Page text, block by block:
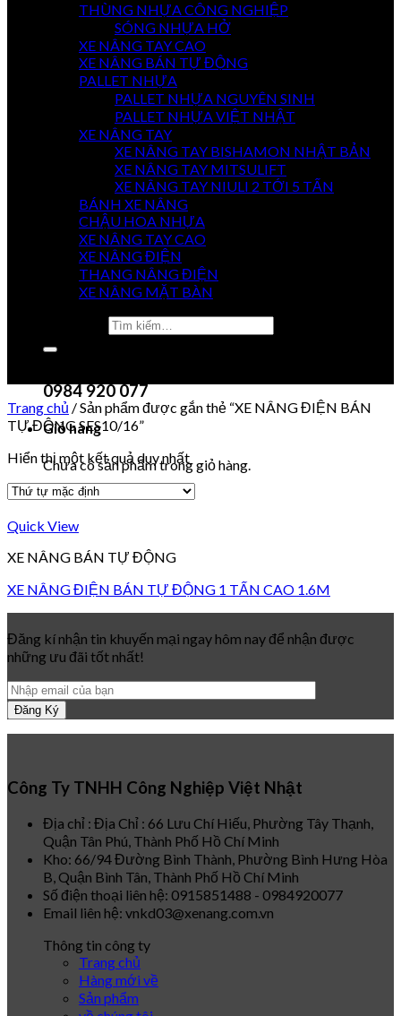
7 NGÀY
TOÀN QUỐC
THANH TOÁN
KHI NHẬN HÀNG
TỐT NHẤT
0915 851 488
0984 920 077
Giỏ hàng
Chưa có sản phẩm trong giỏ hàng.
THÙNG NHỰA CÔNG NGHIỆP
SÓNG NHỰA HỞ
XE NÂNG TAY CAO
XE NÂNG BÁN TỰ ĐỘNG
PALLET NHỰA
PALLET NHỰA NGUYÊN SINH
PALLET NHỰA VIỆT NHẬT
XE NÂNG TAY
XE NÂNG TAY BISHAMON NHẬT BẢN
XE NÂNG TAY MITSULIFT
XE NÂNG TAY NIULI 2 TỚI 5 TẤN
BÁNH XE NÂNG
CHẬU HOA NHỰA
XE NÂNG TAY CAO
XE NÂNG ĐIỆN
THANG NÂNG ĐIỆN
XE NÂNG MẶT BÀN
Trang chủ /Sản phẩm được gắn thẻ “XE NÂNG ĐIỆN BÁN
TỰ ĐỘNG SES10/16”
Hiển thị một kết quả duy nhất
Quick View
XE NÂNG BÁN TỰ ĐỘNG
XE NÂNG ĐIỆN BÁN TỰ ĐỘNG 1 TẤN CAO 1.6M
Đăng kí nhận tin khuyến mại ngay hôm nay để nhận được
những ưu đãi tốt nhất!
Công Ty TNHH Công Nghiệp Việt Nhật
Địa chỉ : Địa Chỉ : 66 Lưu Chí Hiếu, Phường Tây Thạnh,
Quận Tân Phú, Thành Phố Hồ Chí Minh
Kho: 66/94 Đường Bình Thành, Phường Bình Hưng Hòa
B, Quận Bình Tân, Thành Phố Hồ Chí Minh
Số điện thoại liên hệ: 0915851488 - 0984920077
Email liên hệ: vnkd03@xenang.com.vn
Thông tin công ty
Trang chủ
Hàng mới về
Sản phẩm